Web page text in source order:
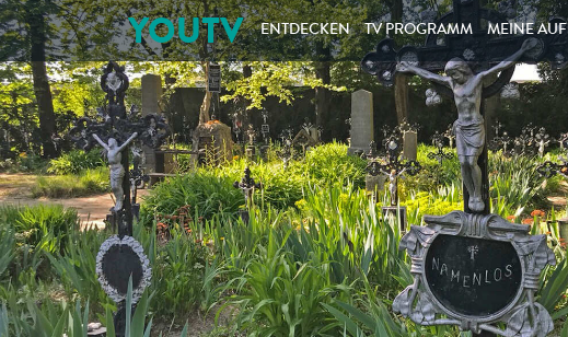
YOUTV ENTDECKEN TV PROGRAMM MEINE